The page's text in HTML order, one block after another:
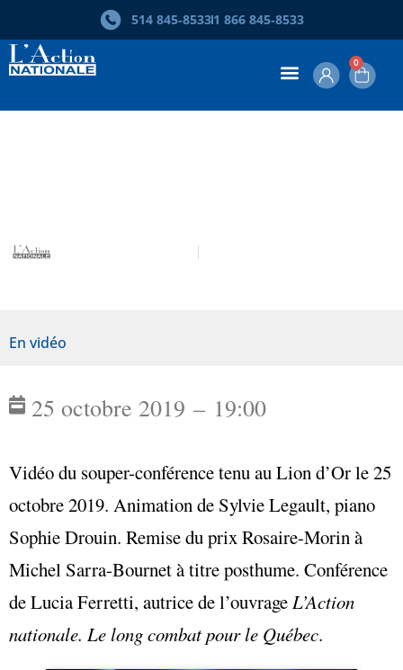
514 845‑85331 866 845‑8533
0
En vidéo
25 octobre 2019 – 19:00
Vidéo du souper-conférence tenu au Lion d’Or le 25
octobre 2019. Animation de Sylvie Legault, piano
Sophie Drouin. Remise du prix Rosaire-Morin à
Michel Sarra-Bournet à titre posthume. Conférence
de Lucia Ferretti, autrice de l’ouvrageL’Action
nationale. Le long combat pour le Québec.